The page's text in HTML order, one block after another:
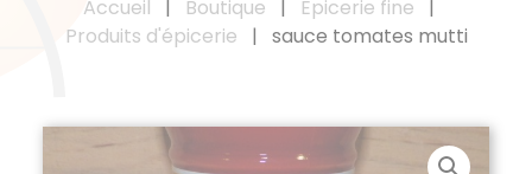
Accueil | Boutique | Epicerie fine
|
Produits d'épicerie
| sauce tomates mutti